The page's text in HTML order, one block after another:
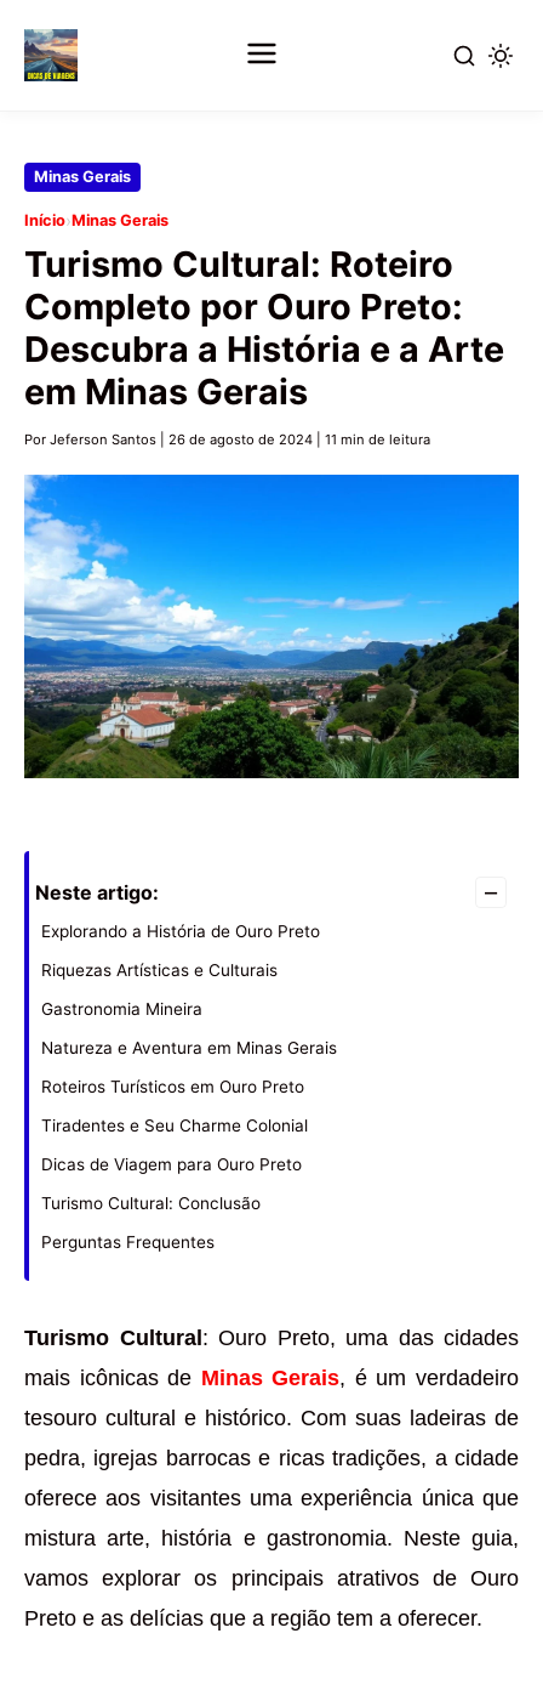
Pular
conteúdo
principal
Minas Gerais
Início›Minas Gerais
Turismo Cultural: Roteiro
Completo por Ouro Preto:
Descubra a História e a Arte
em Minas Gerais
Por Jeferson Santos 26 de agosto de 2024 11 min de leitura
Neste artigo: –
Explorando a História de Ouro Preto
Riquezas Artísticas e Culturais
Gastronomia Mineira
Natureza e Aventura em Minas Gerais
Roteiros Turísticos em Ouro Preto
Tiradentes e Seu Charme Colonial
Dicas de Viagem para Ouro Preto
Turismo Cultural: Conclusão
Perguntas Frequentes
Turismo Cultural: Ouro Preto, uma das cidades
mais icônicas de Minas Gerais, é um verdadeiro
tesouro cultural e histórico. Com suas ladeiras de
pedra, igrejas barrocas e ricas tradições, a cidade
oferece aos visitantes uma experiência única que
mistura arte, história e gastronomia. Neste guia,
vamos explorar os principais atrativos de Ouro
Preto e as delícias que a região tem a oferecer.